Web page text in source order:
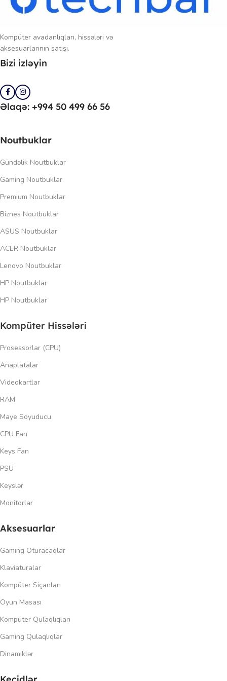
Kompüter avadanlıqları, hissələri və
aksesuarlarının satışı.
Bizi izləyin
Əlaqə: +994 50 499 66 56
Noutbuklar
Gündəlik Noutbuklar
Gaming Noutbuklar
Premium Noutbuklar
Biznes Noutbuklar
ASUS Noutbuklar
ACER Noutbuklar
Lenovo Noutbuklar
HP Noutbuklar
HP Noutbuklar
Kompüter Hissələri
Prosessorlar (CPU)
Anaplatalar
Videokartlar
RAM
Maye Soyuducu
CPU Fan
Keys Fan
PSU
Keyslər
Monitorlar
Aksesuarlar
Gaming Oturacaqlar
Klaviaturalar
Kompüter Siçanları
Oyun Masası
Kompüter Qulaqlıqları
Gaming Qulaqlıqlar
Dinamiklər